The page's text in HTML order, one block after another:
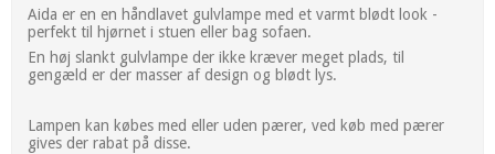
Aida er en en håndlavet gulvlampe med et varmt blødt look -
perfekt til hjørnet i stuen eller bag sofaen.
En høj slankt gulvlampe der ikke kræver meget plads, til
gengæld er der masser af design og blødt lys.
Lampen kan købes med eller uden pærer, ved køb med pærer
gives der rabat på disse.